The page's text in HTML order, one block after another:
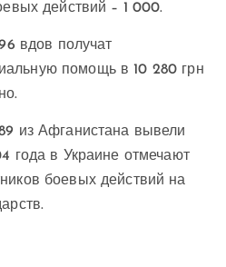
действий – 1 000.
вдов получат
помощь в 10 280 грн
из Афганистана вывели
года в Украине отмечают
боевых действий на